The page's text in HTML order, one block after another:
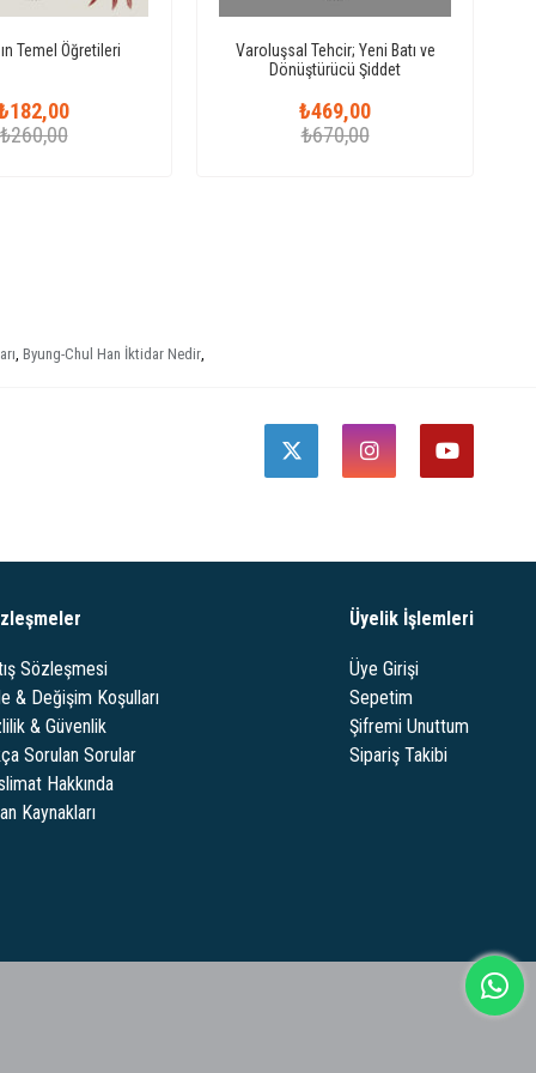
Temel Öğretileri
₺260,00
Varoluşsal Tehcir; Yeni Batı ve
Dönüştürücü Şiddet
₺469,00
₺670,00
, Byung-Chul Han İktidar Nedir,
Sözleşmesi
& Değişim Koşulları
& Güvenlik
Sorulan Sorular
Hakkında
Kaynakları
Üyelik İşlemleri
Üye Girişi
Sepetim
Şifremi Unuttum
Sipariş Takibi